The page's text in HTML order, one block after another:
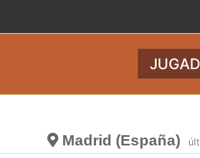
Madrid (España)